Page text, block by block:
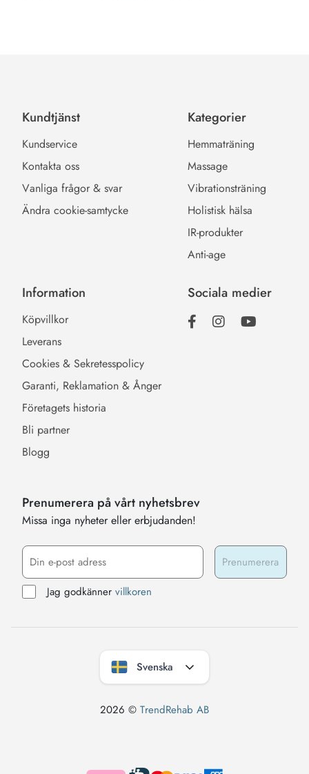
Kundtjänst
Kundservice
Kontakta oss
Vanliga frågor & svar
Ändra cookie-samtycke
Kategorier
Hemmaträning
Massage
Vibrationsträning
Holistisk hälsa
IR-produkter
Anti-age
Information
Köpvillkor
Leverans
Cookies & Sekretesspolicy
Garanti, Reklamation & Ånger
Företagets historia
Bli partner
Blogg
Sociala medier
Prenumerera på vårt nyhetsbrev
Missa inga nyheter eller erbjudanden!
Jag godkänner villkoren
Svenska
2026 © TrendRehab AB